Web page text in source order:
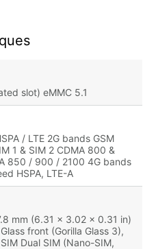
slot) eMMC 5.1
/ LTE 2G bands GSM
1 & SIM 2 CDMA 800 &
850 / 900 / 2100 4G bands
HSPA, LTE-A
mm (6.31 x 3.02 x 0.31 in)
front (Gorilla Glass 3),
Dual SIM (Nano-SIM,